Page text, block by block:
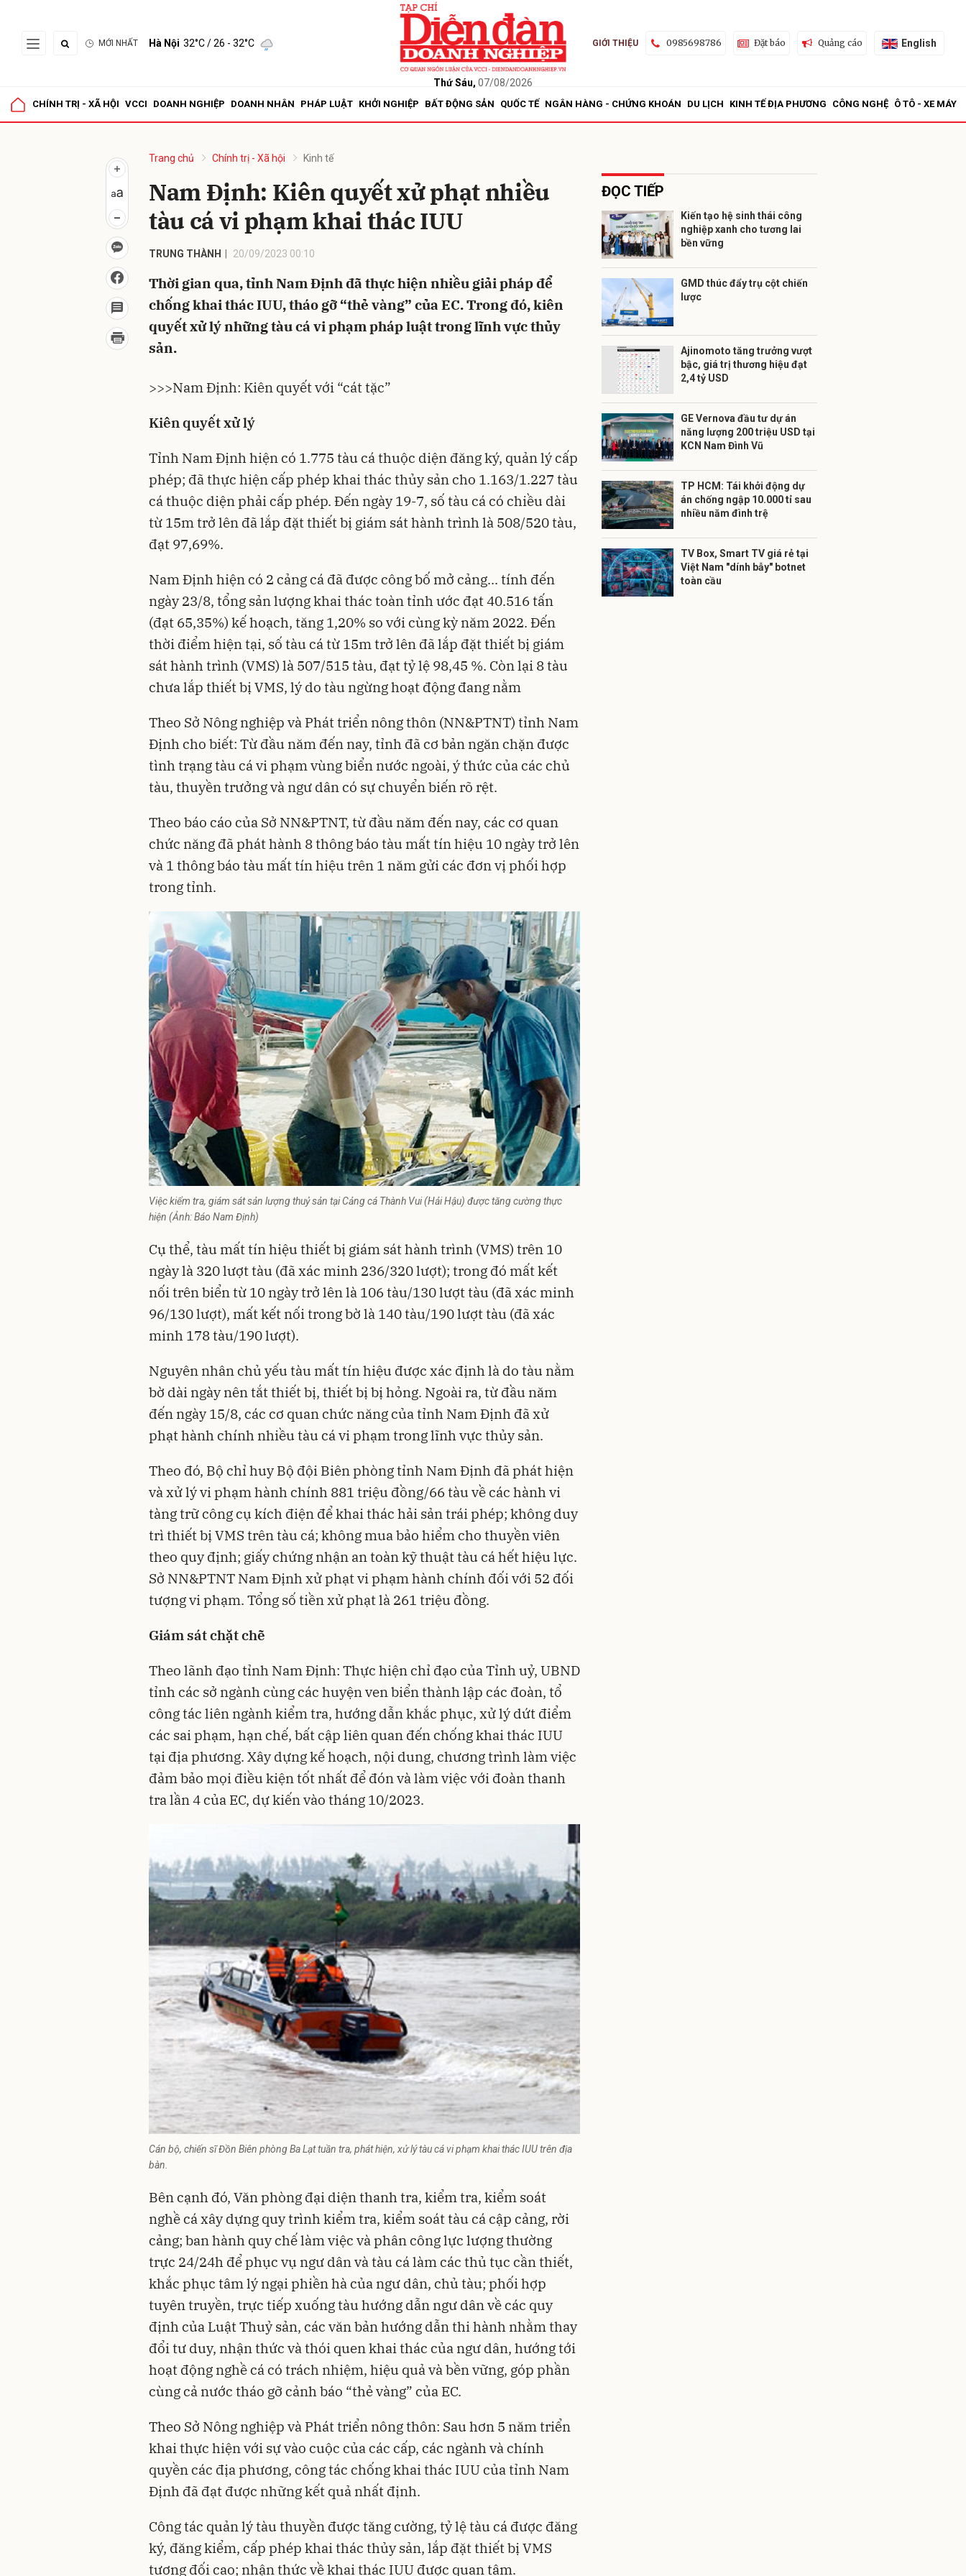
MỚI NHẤT Hà Nội 32°C/ 26 - 32°C
Thứ Sáu, 07/08/2026
GIỚI THIỆU 0985698786 Đặt báo Quảng cáo English
CHÍNH TRỊ - XÃ HỘI VCCI DOANH NGHIỆP DOANH NHÂN PHÁP LUẬT KHỞI NGHIỆP BẤT ĐỘNG SẢN QUỐC TẾ NGÂN HÀNG - CHỨNG KHOÁN DU LỊCH KINH TẾ ĐỊA PHƯƠNG CÔNG NGHỆ Ô TÔ - XE MÁY
Trang chủ Chính trị - Xã hội Kinh tế
Nam Định: Kiên quyết xử phạt nhiều
tàu cá vi phạm khai thác IUU
TRUNG THÀNH 20/09/2023 00:10
Thời gian qua, tỉnh Nam Định đã thực hiện nhiều giải pháp để
chống khai thác IUU, tháo gỡ “thẻ vàng” của EC. Trong đó, kiên
quyết xử lý những tàu cá vi phạm pháp luật trong lĩnh vực thủy
sản.
>>>Nam Định: Kiên quyết với “cát tặc”
Kiên quyết xử lý
Tỉnh Nam Định hiện có 1.775 tàu cá thuộc diện đăng ký, quản lý cấp
phép; đã thực hiện cấp phép khai thác thủy sản cho 1.163/1.227 tàu
cá thuộc diện phải cấp phép. Đến ngày 19-7, số tàu cá có chiều dài
từ 15m trở lên đã lắp đặt thiết bị giám sát hành trình là 508/520 tàu,
đạt 97,69%.
Nam Định hiện có 2 cảng cá đã được công bố mở cảng... tính đến
ngày 23/8, tổng sản lượng khai thác toàn tỉnh ước đạt 40.516 tấn
(đạt 65,35%) kế hoạch, tăng 1,20% so với cùng kỳ năm 2022. Đến
thời điểm hiện tại, số tàu cá từ 15m trở lên đã lắp đặt thiết bị giám
sát hành trình (VMS) là 507/515 tàu, đạt tỷ lệ 98,45 %. Còn lại 8 tàu
chưa lắp thiết bị VMS, lý do tàu ngừng hoạt động đang nằm
Theo Sở Nông nghiệp và Phát triển nông thôn (NN&PTNT) tỉnh Nam
Định cho biết: Từ đầu năm đến nay, tỉnh đã cơ bản ngăn chặn được
tình trạng tàu cá vi phạm vùng biển nước ngoài, ý thức của các chủ
tàu, thuyền trưởng và ngư dân có sự chuyển biến rõ rệt.
Theo báo cáo của Sở NN&PTNT, từ đầu năm đến nay, các cơ quan
chức năng đã phát hành 8 thông báo tàu mất tín hiệu 10 ngày trở lên
và 1 thông báo tàu mất tín hiệu trên 1 năm gửi các đơn vị phối hợp
trong tỉnh.
Việc kiểm tra, giám sát sản lượng thuỷ sản tại Cảng cá Thành Vui (Hải Hậu) được tăng cường thực
hiện (Ảnh: Báo Nam Định)
Cụ thể, tàu mất tín hiệu thiết bị giám sát hành trình (VMS) trên 10
ngày là 320 lượt tàu (đã xác minh 236/320 lượt); trong đó mất kết
nối trên biển từ 10 ngày trở lên là 106 tàu/130 lượt tàu (đã xác minh
96/130 lượt), mất kết nối trong bờ là 140 tàu/190 lượt tàu (đã xác
minh 178 tàu/190 lượt).
Nguyên nhân chủ yếu tàu mất tín hiệu được xác định là do tàu nằm
bờ dài ngày nên tắt thiết bị, thiết bị bị hỏng. Ngoài ra, từ đầu năm
đến ngày 15/8, các cơ quan chức năng của tỉnh Nam Định đã xử
phạt hành chính nhiều tàu cá vi phạmtrong lĩnh vực thủy sản.
Theo đó, Bộ chỉ huy Bộ đội Biên phòng tỉnh Nam Định đã phát hiện
và xử lý vi phạm hành chính 881 triệu đồng/66 tàu về các hành vi
tàng trữ công cụ kích điện để khai thác hải sản trái phép; không duy
trì thiết bị VMS trên tàu cá; không mua bảo hiểm cho thuyền viên
theo quy định; giấy chứng nhận an toàn kỹ thuật tàu cá hết hiệu lực.
Sở NN&PTNT Nam Định xử phạt vi phạm hành chính đối với 52 đối
tượng vi phạm. Tổng số tiền xử phạt là 261 triệu đồng.
Giám sát chặt chẽ
Theo lãnh đạo tỉnh Nam Định: Thực hiện chỉ đạo của Tỉnh uỷ, UBND
tỉnh các sở ngành cùng các huyện ven biển thành lập các đoàn, tổ
công tác liên ngành kiểm tra, hướng dẫn khắc phục, xử lý dứt điểm
các sai phạm, hạn chế, bất cập liên quan đến chống khai thác IUU
tại địa phương. Xây dựng kế hoạch, nội dung, chương trình làm việc
đảm bảo mọi điều kiện tốt nhất để đón và làm việc với đoàn thanh
tra lần 4 của EC, dự kiến vào tháng 10/2023.
Cán bộ, chiến sĩ Đồn Biên phòng Ba Lạt tuần tra, phát hiện, xử lý tàu cá vi phạm khai thác IUU trên địa
bàn.
Bên cạnh đó, Văn phòng đại diện thanh tra, kiểm tra, kiểm soát
nghề cá xây dựng quy trình kiểm tra, kiểm soát tàu cá cập cảng, rời
cảng; ban hành quy chế làm việc và phân công lực lượng thường
trực 24/24h để phục vụ ngư dân và tàu cá làm các thủ tục cần thiết,
khắc phục tâm lý ngại phiền hà của ngư dân, chủ tàu; phối hợp
tuyên truyền, trực tiếp xuống tàu hướng dẫn ngư dân về các quy
định của Luật Thuỷ sản, các văn bản hướng dẫn thi hành nhằm thay
đổi tư duy, nhận thức và thói quen khai thác của ngư dân, hướng tới
hoạt động nghề cá có trách nhiệm, hiệu quả và bền vững, góp phần
cùng cả nước tháo gỡ cảnh báo “thẻ vàng” của EC.
Theo Sở Nông nghiệp và Phát triển nông thôn: Sau hơn 5 năm triển
khai thực hiện với sự vào cuộc của các cấp, các ngành và chính
quyền các địa phương, công tác chống khai thác IUU của tỉnh Nam
Định đã đạt được những kết quả nhất định.
Công tác quản lý tàu thuyền được tăng cường, tỷ lệ tàu cá được đăng
ký, đăng kiểm, cấp phép khai thác thủy sản, lắp đặt thiết bị VMS
tương đối cao; nhận thức về khai thác IUU được quan tâm.
ĐỌC TIẾP
Kiến tạo hệ sinh thái công
nghiệp xanh cho tương lai
bền vững
GMD thúc đẩy trụ cột chiến
lược
Ajinomoto tăng trưởng vượt
bậc, giá trị thương hiệu đạt
2,4 tỷ USD
GE Vernova đầu tư dự án
năng lượng 200 triệu USD tại
KCN Nam Đình Vũ
TP HCM: Tái khởi động dự
án chống ngập 10.000 tỉ sau
nhiều năm đình trệ
TV Box, Smart TV giá rẻ tại
Việt Nam "dính bẫy" botnet
toàn cầu
Gửi